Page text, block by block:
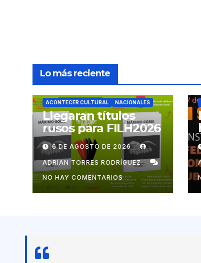
Lo más reciente
ACONTECER CULTURAL NACIONALES
Llegaran títulos
rusos para FILH2026
6 DE AGOSTO DE 2026
ADRIAN TORRES RODRÍGUEZ
NO HAY COMENTARIOS